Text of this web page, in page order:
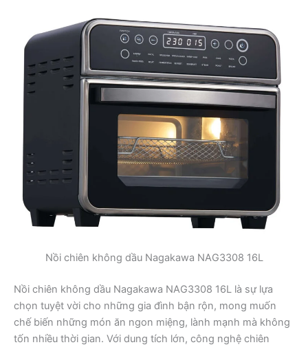
Nồi chiên không dầu Nagakawa NAG3308 16L
Nồi chiên không dầu Nagakawa NAG3308 16L là sự lựa
chọn tuyệt vời cho những gia đình bận rộn, mong muốn
chế biến những món ăn ngon miệng, lành mạnh mà không
tốn nhiều thời gian. Với dung tích lớn, công nghệ chiên